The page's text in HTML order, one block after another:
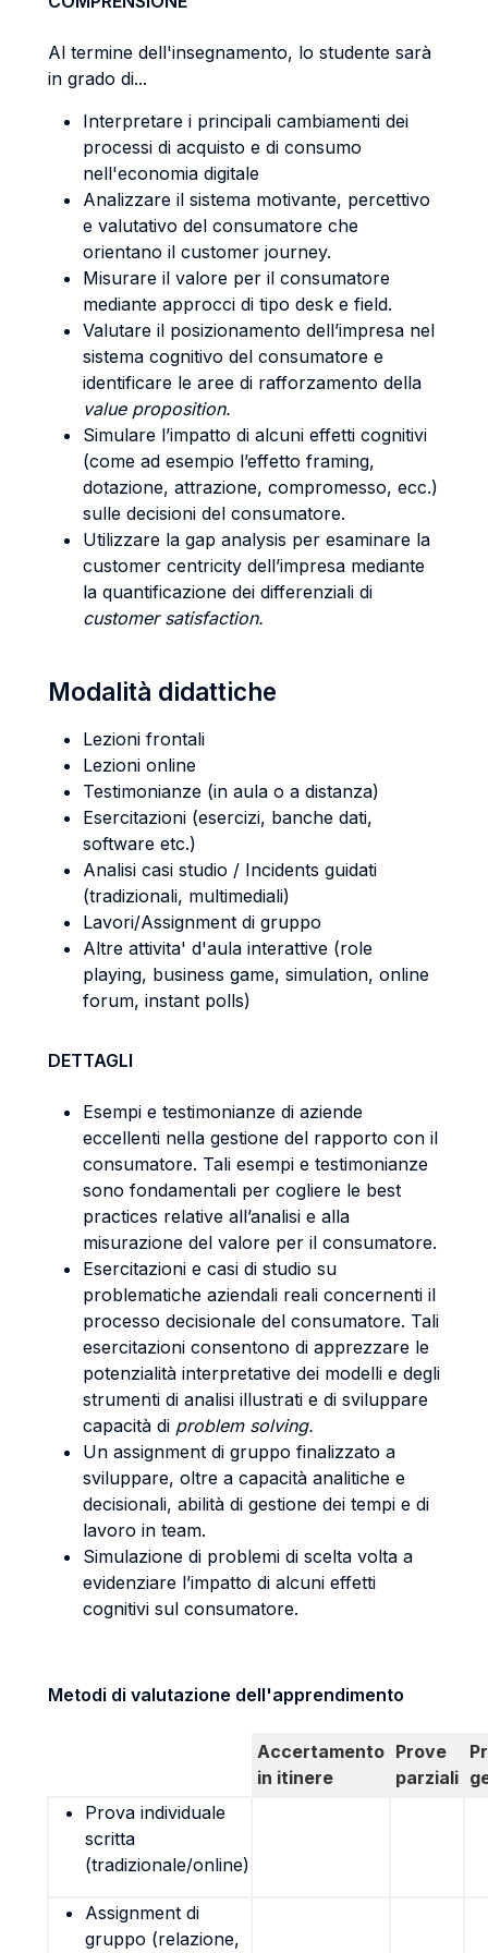
Al termine dell'insegnamento, lo studente sarà
in grado di...
Interpretare i principali cambiamenti dei
processi di acquisto e di consumo
nell'economia digitale
Analizzare il sistema motivante, percettivo
e valutativo del consumatore che
orientano il customer journey.
Misurare il valore per il consumatore
mediante approcci di tipo desk e field.
Valutare il posizionamento dell’impresa nel
sistema cognitivo del consumatore e
identificare le aree di rafforzamento della
value proposition.
Simulare l’impatto di alcuni effetti cognitivi
(come ad esempio l’effetto framing,
dotazione, attrazione, compromesso, ecc.)
sulle decisioni del consumatore.
Utilizzare la gap analysis per esaminare la
customer centricity dell’impresa mediante
la quantificazione dei differenziali di
customer satisfaction.
Modalità didattiche
Lezioni frontali
Lezioni online
Testimonianze (in aula o a distanza)
Esercitazioni (esercizi, banche dati,
software etc.)
Analisi casi studio / Incidents guidati
(tradizionali, multimediali)
Lavori/Assignment di gruppo
Altre attivita' d'aula interattive (role
playing, business game, simulation, online
forum, instant polls)
DETTAGLI
Esempi e testimonianze di aziende
eccellenti nella gestione del rapporto con il
consumatore. Tali esempi e testimonianze
sono fondamentali per cogliere le best
practices relative all’analisi e alla
misurazione del valore per il consumatore.
Esercitazioni e casi di studio su
problematiche aziendali reali concernenti il
processo decisionale del consumatore. Tali
esercitazioni consentono di apprezzare le
potenzialità interpretative dei modelli e degli
strumenti di analisi illustrati e di sviluppare
capacità di problem solving.
Un assignment di gruppo finalizzato a
sviluppare, oltre a capacità analitiche e
decisionali, abilità di gestione dei tempi e di
lavoro in team.
Simulazione di problemi di scelta volta a
evidenziare l’impatto di alcuni effetti
cognitivi sul consumatore.
Metodi di valutazione dell'apprendimento
Accertamento
in itinere
Prove
parziali
Prova individuale
scritta
(tradizionale/online)
Assignment di
gruppo (relazione,